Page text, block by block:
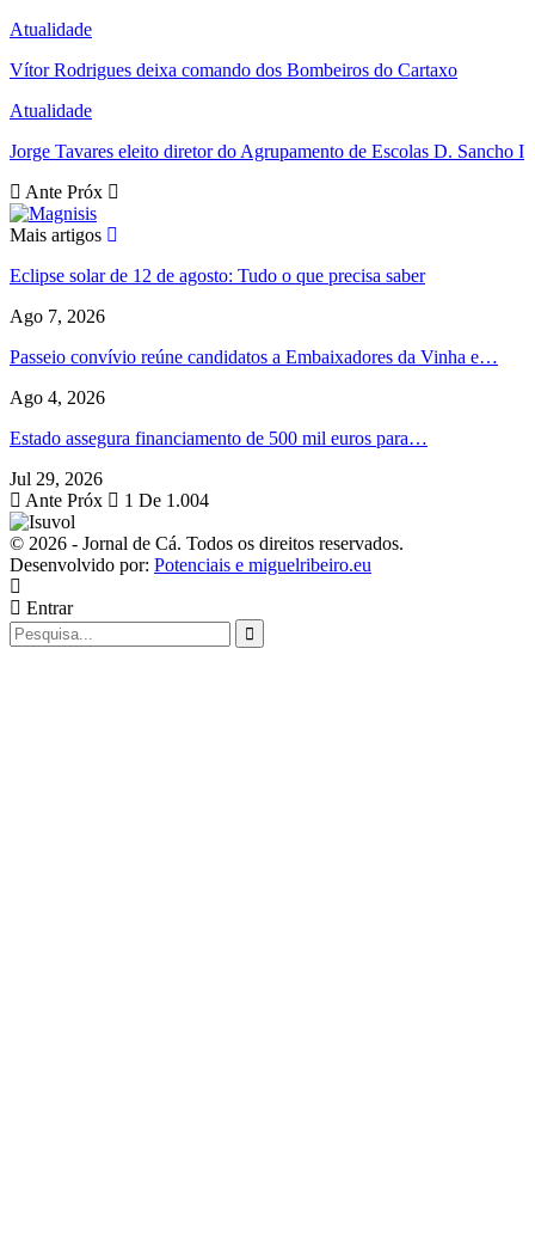
Atualidade
Vítor Rodrigues deixa comando dos Bombeiros do Cartaxo
Atualidade
Jorge Tavares eleito diretor do Agrupamento de Escolas D. Sancho I
Ante Próx
Mais artigos
Eclipse solar de 12 de agosto: Tudo o que precisa saber
Ago 7, 2026
Passeio convívio reúne candidatos a Embaixadores da Vinha e…
Ago 4, 2026
Estado assegura financiamento de 500 mil euros para…
Jul 29, 2026
Ante Próx 1 De 1.004
© 2026 - Jornal de Cá. Todos os direitos reservados.
Desenvolvido por: Potenciais e miguelribeiro.eu
Entrar